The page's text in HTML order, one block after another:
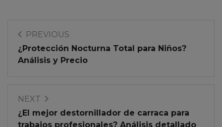
PREVIOUS
¿Protección Nocturna Total para Niños?
Análisis y Precio
NEXT
¿El mejor destornillador de carraca para
trabajos profesionales? Análisis detallado